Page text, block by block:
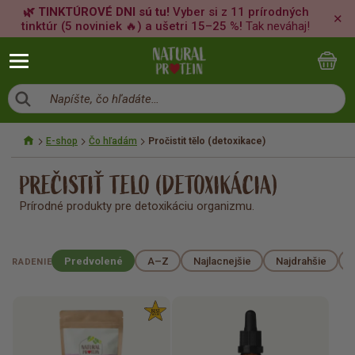
🌿 TINKTÚROVÉ DNI sú tu! Vyber si z 11 prírodných
tinktúr (5 noviniek 🔥) a ušetri 15–25 %! Tak neváhaj!
✕
Napíšte, čo hľadáte…
E-shop Čo hľadám Pročistit tělo (detoxikace)
PREČISTIŤ TELO (DETOXIKÁCIA)
Prírodné produkty pre detoxikáciu organizmu.
RADENIE Predvolené A–Z Najlacnejšie Najdrahšie